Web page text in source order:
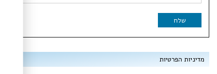
שלח
מדיניות הפרטיות